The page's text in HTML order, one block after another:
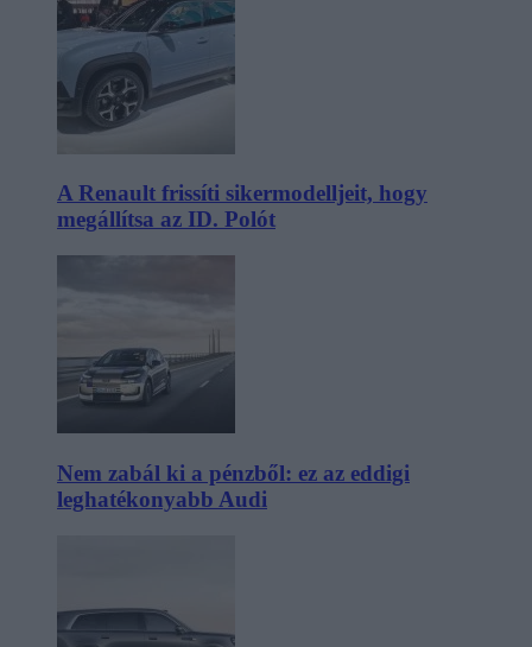
A Renault frissíti sikermodelljeit, hogy
megállítsa az ID. Polót
Nem zabál ki a pénzből: ez az eddigi
leghatékonyabb Audi